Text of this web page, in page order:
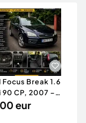
Focus Break 1.6
90 CP, 2007 –
ITP
eur